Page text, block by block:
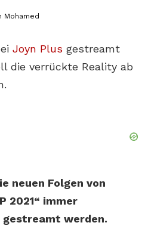
Mohamed
Joyn Plus gestreamt
die verrückte Reality ab
neuen Folgen von
2021“ immer
gestreamt werden.